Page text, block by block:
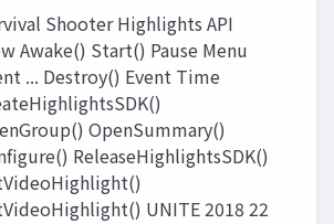
Shooter Highlights API
Awake() Start() Pause Menu
... Destroy() Event Time
OpenSummary()
ReleaseHighlightsSDK()
UNITE 2018 22